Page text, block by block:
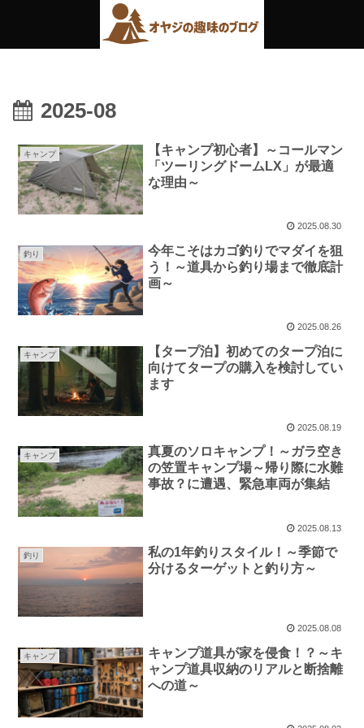
2025-08
キャンプ
【キャンプ初心者】～コールマン
「ツーリングドームLX」が最適
な理由～
2025.08.30
釣り
今年こそはカゴ釣りでマダイを狙
う！～道具から釣り場まで徹底計
画～
2025.08.26
キャンプ
【タープ泊】初めてのタープ泊に
向けてタープの購入を検討してい
ます
2025.08.19
キャンプ
真夏のソロキャンプ！～ガラ空き
の笠置キャンプ場～帰り際に水難
事故？に遭遇、緊急車両が集結
2025.08.13
釣り
私の1年釣りスタイル！～季節で
分けるターゲットと釣り方～
2025.08.08
キャンプ
キャンプ道具が家を侵食！？～キ
ャンプ道具収納のリアルと断捨離
への道～